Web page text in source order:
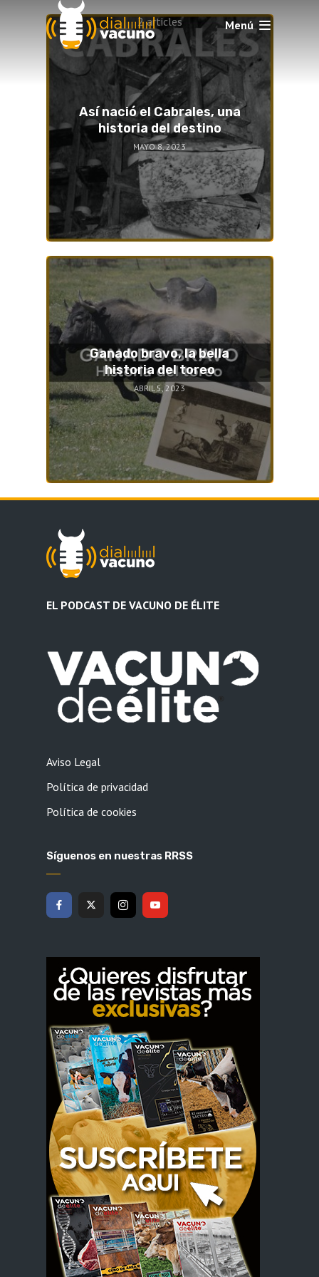
Menú
2 articles
Así nació el Cabrales, una
historia del destino
MAYO 8, 2023
Ganado bravo, la bella
historia del toreo
ABRIL 5, 2023
EL PODCAST DE VACUNO DE ÉLITE
Aviso Legal
Política de privacidad
Política de cookies
Síguenos en nuestras RRSS